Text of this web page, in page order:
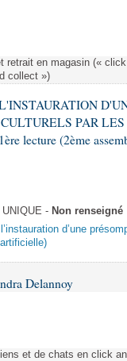
retrait en magasin («
collect »)
PAR LES
lecture (2ème
- Non renseigné
d’une
Delannoy
et de chats en click